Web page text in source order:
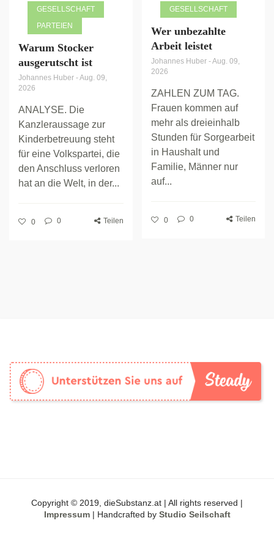
GESELLSCHAFT
PARTEIEN
Warum Stocker
ausgerutscht ist
Johannes Huber -Aug. 09,
2026
ANALYSE. Die
Kanzleraussage zur
Kinderbetreuung steht
für eine Volkspartei, die
den Anschluss verloren
hat an die Welt, in der...
0 0 Teilen
GESELLSCHAFT
Wer unbezahlte
Arbeit leistet
Johannes Huber -Aug. 09,
2026
ZAHLEN ZUM TAG.
Frauen kommen auf
mehr als dreieinhalb
Stunden für Sorgearbeit
in Haushalt und
Familie, Männer nur
auf...
0 0 Teilen
Copyright © 2019, dieSubstanz.at | All rights reserved |
Impressum| Handcrafted by Studio Seilschaft